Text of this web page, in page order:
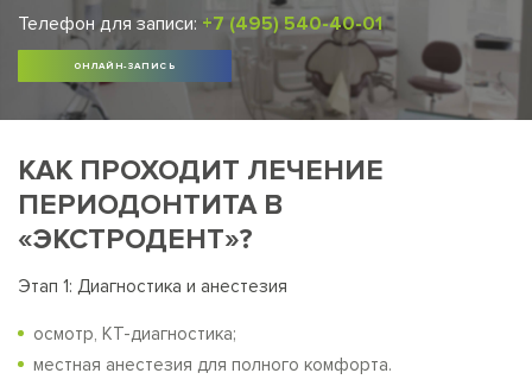
Телефон для записи: +7 (495) 540-40-01
ОНЛАЙН-ЗАПИСЬ
КАК ПРОХОДИТ ЛЕЧЕНИЕ
ПЕРИОДОНТИТА В
«ЭКСТРОДЕНТ»?
Этап 1: Диагностика и анестезия
осмотр, КТ-диагностика;
местная анестезия для полного комфорта.